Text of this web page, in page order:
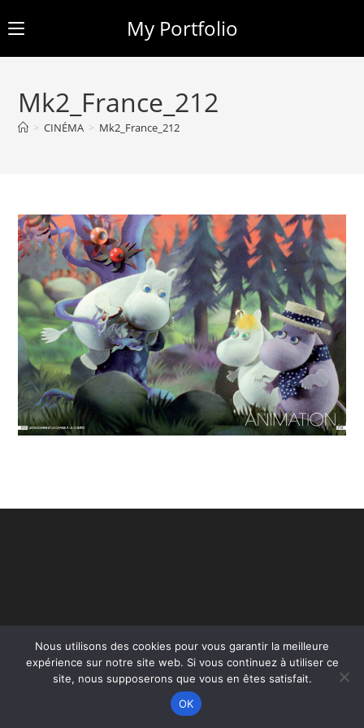
content
My Portfolio
Mk2_France_212
> CINÉMA > Mk2_France_212
Copyright - WordPress Theme by OceanWP
Nous utilisons des cookies pour vous garantir la meilleure
expérience sur notre site web. Si vous continuez à utiliser ce
site, nous supposerons que vous en êtes satisfait.
OK